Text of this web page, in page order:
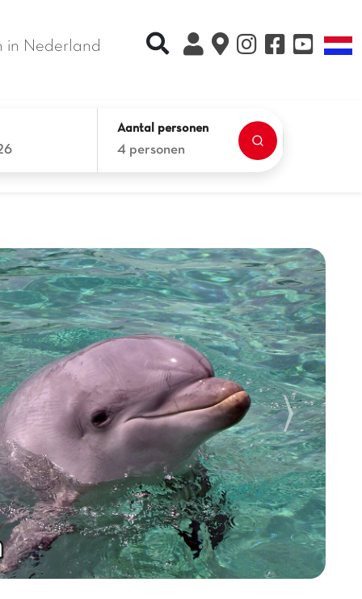
in Nederland Recherche rapide
Aantal personen
4 personen